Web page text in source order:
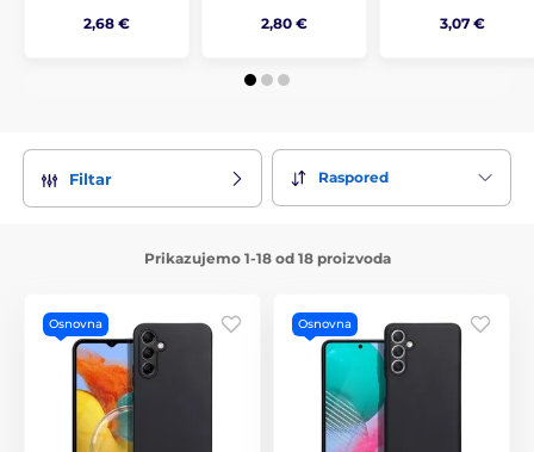
2,68 € 2,80 €
3,07 €
Filtar Raspored
Prikazujemo 1-18 od 18 proizvoda
Osnovna Osnovna